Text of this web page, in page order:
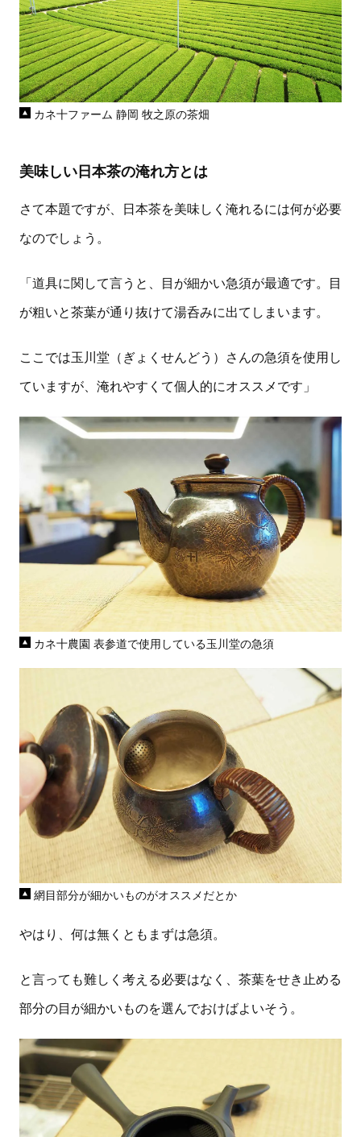
カネ十ファーム 静岡 牧之原の茶畑
美味しい日本茶の淹れ方とは
さて本題ですが、日本茶を美味しく淹れるには何が必要
なのでしょう。
「道具に関して言うと、目が細かい急須が最適です。目
が粗いと茶葉が通り抜けて湯呑みに出てしまいます。
ここでは玉川堂（ぎょくせんどう）さんの急須を使用し
ていますが、淹れやすくて個人的にオススメです」
カネ十農園 表参道で使用している玉川堂の急須
網目部分が細かいものがオススメだとか
やはり、何は無くともまずは急須。
と言っても難しく考える必要はなく、茶葉をせき止める
部分の目が細かいものを選んでおけばよいそう。